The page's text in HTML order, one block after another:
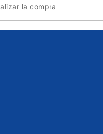
la compra